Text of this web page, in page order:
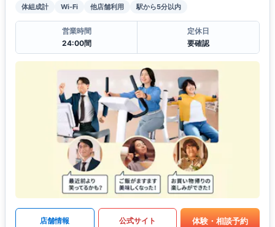
体組成計 Wi-Fi 他店舗利用 駅から5分以内
営業時間
24:00間
定休日
要確認
店舗情報 公式サイト 体験・相談予約